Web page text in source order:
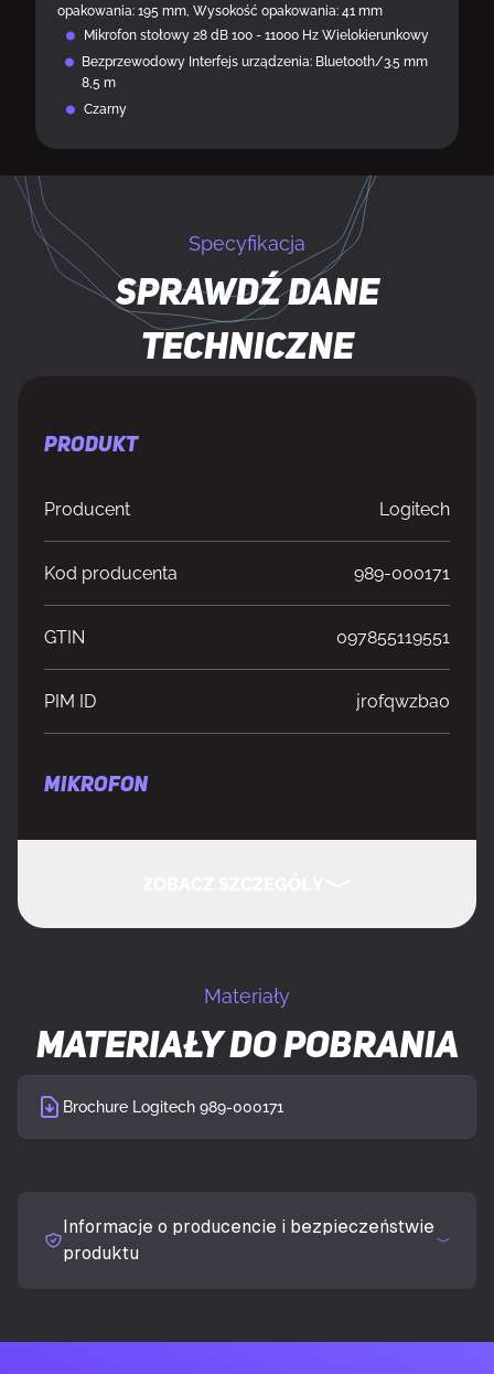
opakowania: 195 mm, Wysokość opakowania: 41 mm
Mikrofon stołowy 28 dB 100 - 11000 Hz Wielokierunkowy
Bezprzewodowy Interfejs urządzenia: Bluetooth/3.5 mm
8,5 m
Czarny
Specyfikacja
Sprawdź dane
techniczne
PRODUKT
Producent Logitech
Kod producenta 989-000171
GTIN 097855119551
PIM ID jrofqwzba0
MIKROFON
Całkowite zniekształcenie harmoniczne
1%
Redukcja hałasu
PORTY I INTERFEJSY
Materiały
Materiały do pobrania
Brochure Logitech 989-000171
Informacje o producencie i bezpieczeństwie
produktu